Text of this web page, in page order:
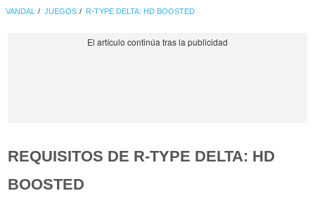
VANDAL JUEGOS R-TYPE DELTA: HD BOOSTED
REQUISITOS DE R-TYPE DELTA: HD
BOOSTED